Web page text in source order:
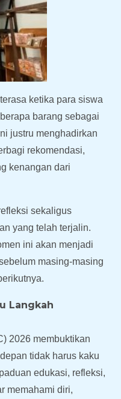
ketika para siswa
barang sebagai
justru menghadirkan
rekomendasi,
kenangan dari
sekaligus
yang telah terjalin.
ini akan menjadi
masing-masing
Langkah
2026 membuktikan
tidak harus kaku
edukasi, refleksi,
memahami diri,